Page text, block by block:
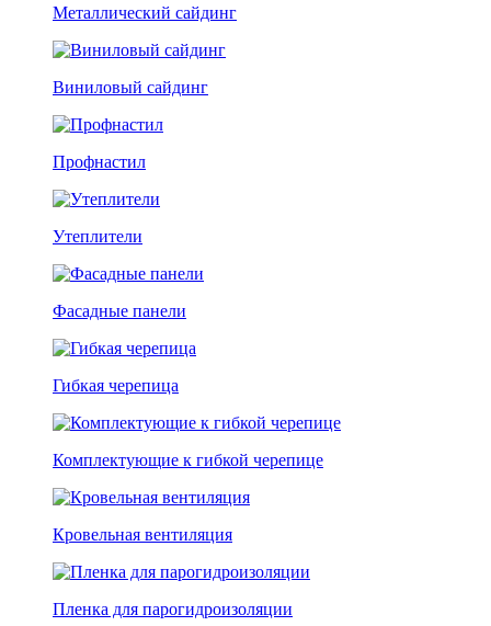
Металлический сайдинг
Виниловый сайдинг
Профнастил
Утеплители
Фасадные панели
Гибкая черепица
Комплектующие к гибкой черепице
Кровельная вентиляция
Пленка для парогидроизоляции